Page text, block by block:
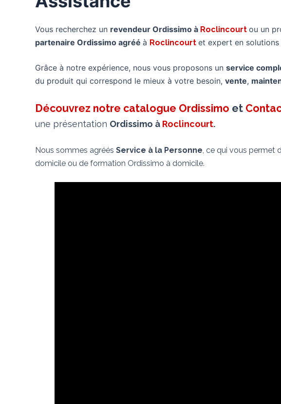
Vous recherchez un revendeur Ordissimo à Roclincourt ou un
partenaire Ordissimo agréé à Roclincourt et expert en
Grâce à notre expérience, nous vous proposons un service
du produit qui correspond le mieux à votre besoin, vente,
Découvrez notre catalogue Ordissimo et
une présentation Ordissimo à Roclincourt.
Nous sommes agréés Service à la Personne , ce qui vous permet
domicile ou de formation Ordissimo à domicile.